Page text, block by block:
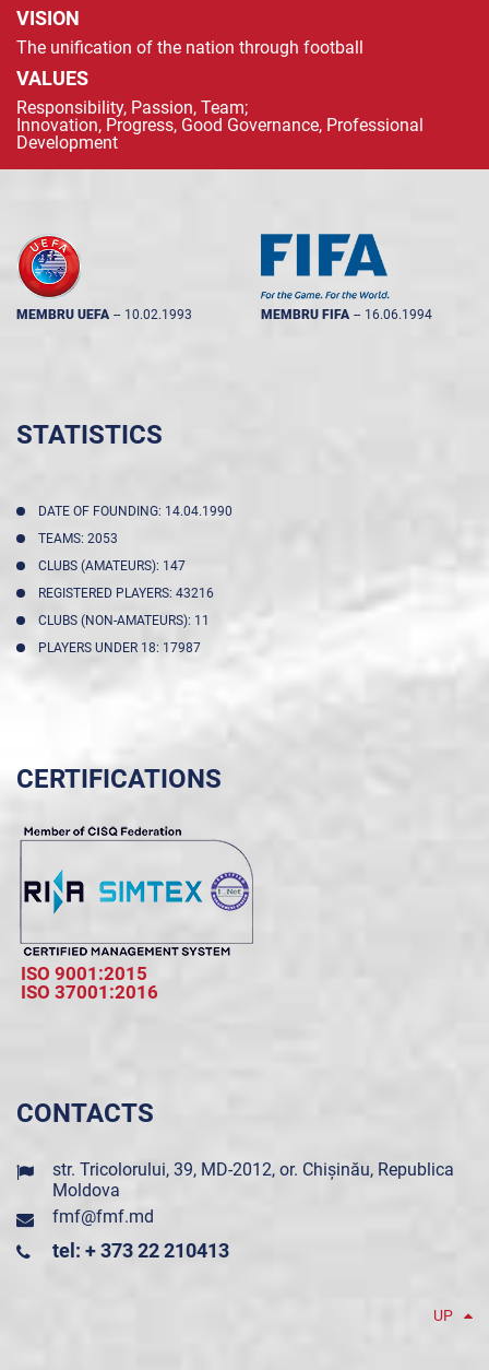
VISION
The unification of the nation through football
VALUES
Responsibility, Passion, Team;
Innovation, Progress, Good Governance, Professional
Development
MEMBRU UEFA -- 10.02.1993 MEMBRU FIFA -- 16.06.1994
STATISTICS
DATE OF FOUNDING: 14.04.1990
TEAMS: 2053
CLUBS (AMATEURS): 147
REGISTERED PLAYERS: 43216
CLUBS (NON-AMATEURS): 11
PLAYERS UNDER 18: 17987
CERTIFICATIONS
ISO 9001:2015
ISO 37001:2016
CONTACTS
str. Tricolorului, 39, MD-2012, or. Chișinău, Republica
Moldova
fmf@fmf.md
tel: + 373 22 210413
UP